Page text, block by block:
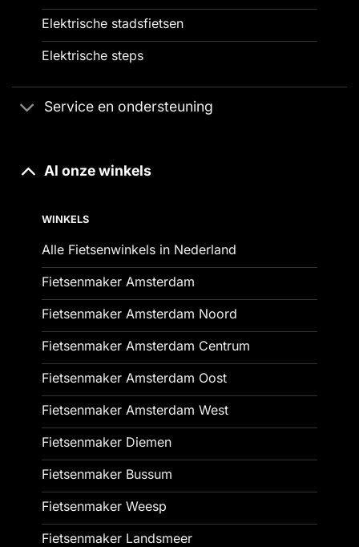
Elektrische stadsfietsen
Elektrische steps
Service en ondersteuning
Al onze winkels
WINKELS
Alle Fietsenwinkels in Nederland
Fietsenmaker Amsterdam
Fietsenmaker Amsterdam Noord
Fietsenmaker Amsterdam Centrum
Fietsenmaker Amsterdam Oost
Fietsenmaker Amsterdam West
Fietsenmaker Diemen
Fietsenmaker Bussum
Fietsenmaker Weesp
Fietsenmaker Landsmeer